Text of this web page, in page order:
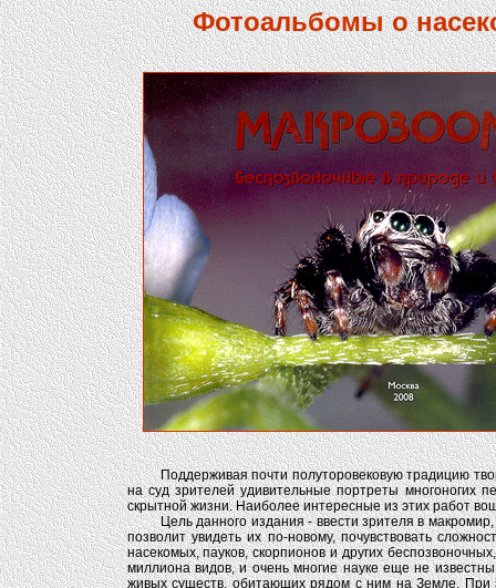
Фотоальбомы о
Поддерживая почти полуторовековую традицию
на суд зрителей удивительные портреты многоногих
скрытной жизни. Наиболее интересные из этих работ
Цель данного издания - ввести зрителя в
позволит увидеть их по-новому, почувствовать
насекомых, пауков, скорпионов и других
миллиона видов, и очень многие науке еще не
живых существ, обитающих рядом с ним на Земле. При